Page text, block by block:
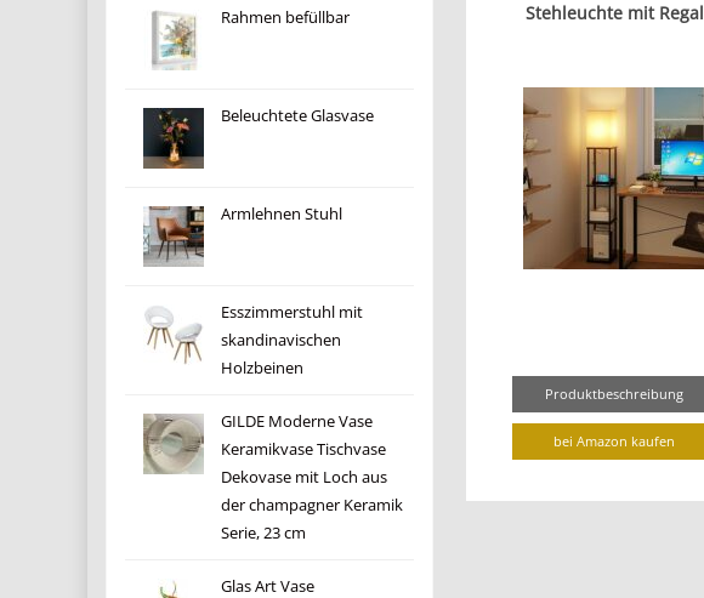
Rahmen befüllbar
Beleuchtete Glasvase
Armlehnen Stuhl
Esszimmerstuhl mit
skandinavischen
Holzbeinen
GILDE Moderne Vase
Keramikvase Tischvase
Dekovase mit Loch aus
der champagner Keramik
Serie, 23 cm
Glas Art Vase
Stehleuchte mit Regal
Produktbeschreibung
bei Amazon kaufen